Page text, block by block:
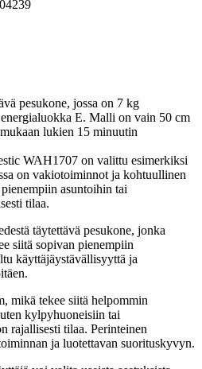
pesukone, jossa on 7 kg
E. Malli on vain 50 cm
lukien 15 minuutin
WAH1707 on valittu esimerkiksi
on vakiotoiminnot ja kohtuullinen
asuntoihin tai
tilaa.
täytettävä pesukone, jonka
siitä sopivan pienempiin
käyttäjäystävällisyyttä ja
mikä tekee siitä helpommin
kylpyhuoneisiin tai
rajallisesti tilaa. Perinteinen
ja luotettavan suorituskyvyn.